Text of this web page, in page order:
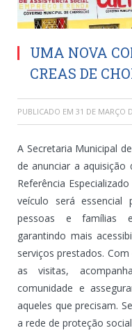
UMA NOVA
CREAS DE
PUBLICADO EM 31 DE MARÇO
A Secretaria Municipal
de anunciar a
Referência
veículo será
pessoas e famílias
garantindo mais
serviços prestados.
as visitas,
comunidade e
aqueles que precisam.
a rede de proteção